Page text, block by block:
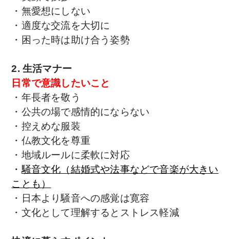
・無愛想にしない
・適度な交流を大切に
・困った時は助け合う姿勢
2. 生活マナー
日常で意識したいこと
・年長者を敬う
・公共の場で感情的にならない
・控えめな服装
・仏教文化を尊重
・地域ルールに柔軟に対応
・ 騒音文化（結婚式や法事などで音楽が大きい
ことも）
・日本より騒音への感覚は寛容
・文化として理解するとストレス軽減